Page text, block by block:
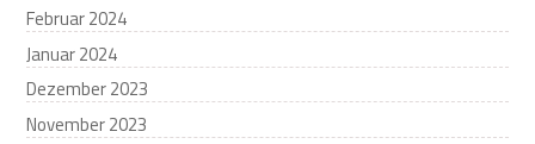
Februar 2024
Januar 2024
Dezember 2023
November 2023